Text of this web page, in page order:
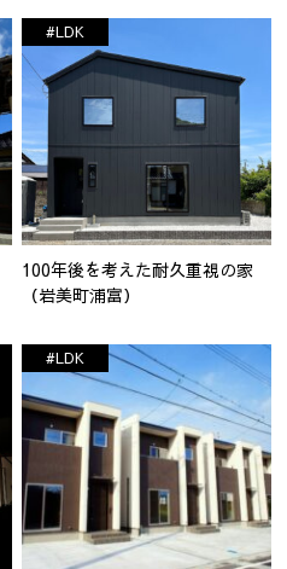
100年後を考えた耐久重視の家
（岩美町浦富）
#LDK
#LDK